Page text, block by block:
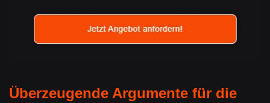
Überzeugende Argumente für die